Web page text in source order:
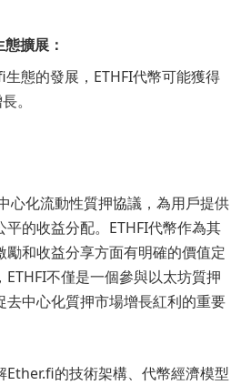
擴展：
態的發展，ETHFI代幣可能獲得
。
心化流動性質押協議，為用戶提供
的收益分配。ETHFI代幣作為其
勵和收益分享方面有明確的價值定
不僅是一個參與以太坊質押
去中心化質押市場增長紅利的重要
Ether.fi的技術架構、代幣經濟模型